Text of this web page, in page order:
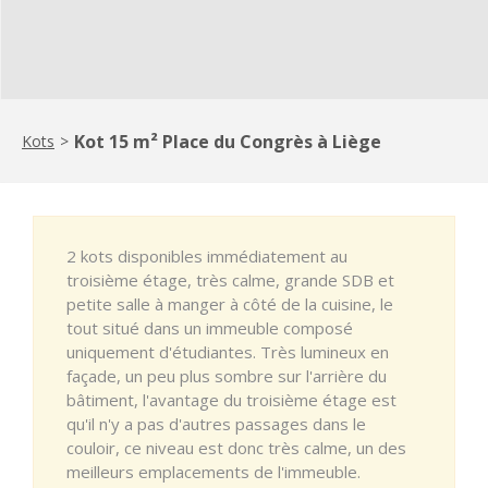
Kots > Kot 15 m² Place du Congrès à Liège
2 kots disponibles immédiatement au
troisième étage, très calme, grande SDB et
petite salle à manger à côté de la cuisine, le
tout situé dans un immeuble composé
uniquement d'étudiantes. Très lumineux en
façade, un peu plus sombre sur l'arrière du
bâtiment, l'avantage du troisième étage est
qu'il n'y a pas d'autres passages dans le
couloir, ce niveau est donc très calme, un des
meilleurs emplacements de l'immeuble.